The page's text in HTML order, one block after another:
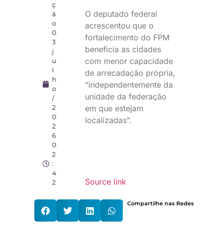
ç
ã
o
0
3
j
u
l
h
o
/
2
0
2
6
0
2
:
4
2
O deputado federal
acrescentou que o
fortalecimento do FPM
beneficia as cidades
com menor capacidade
de arrecadação própria,
“independentemente da
unidade da federação
em que estejam
localizadas”.
Source link
Compartilhe nas Redes